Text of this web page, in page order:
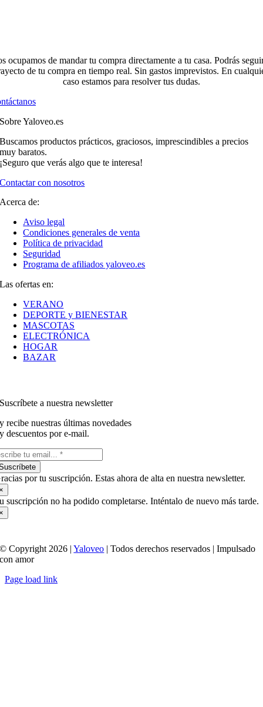
ocupamos de mandar tu compra directamente a tu casa. Podrás
de tu compra en tiempo real. Sin gastos imprevistos. En
caso estamos para resolver tus dudas.
Sobre Yaloveo.es
Buscamos productos prácticos, graciosos, imprescindibles a precios
muy baratos.
¡Seguro que verás algo que te interesa!
Contactar con nosotros
Acerca de:
Aviso legal
Condiciones generales de venta
Política de privacidad
Seguridad
Programa de afiliados yaloveo.es
Las ofertas en:
VERANO
DEPORTE y BIENESTAR
MASCOTAS
ELECTRÓNICA
HOGAR
BAZAR
Suscríbete a nuestra newsletter
y recibe nuestras últimas novedades
y descuentos por e-mail.
por tu suscripción. Estas ahora de alta en nuestra newsletter.
suscripción no ha podido completarse. Inténtalo de nuevo más tarde.
© Copyright 2026 |Yaloveo | Todos derechos reservados | Impulsado
con amor
Page load link